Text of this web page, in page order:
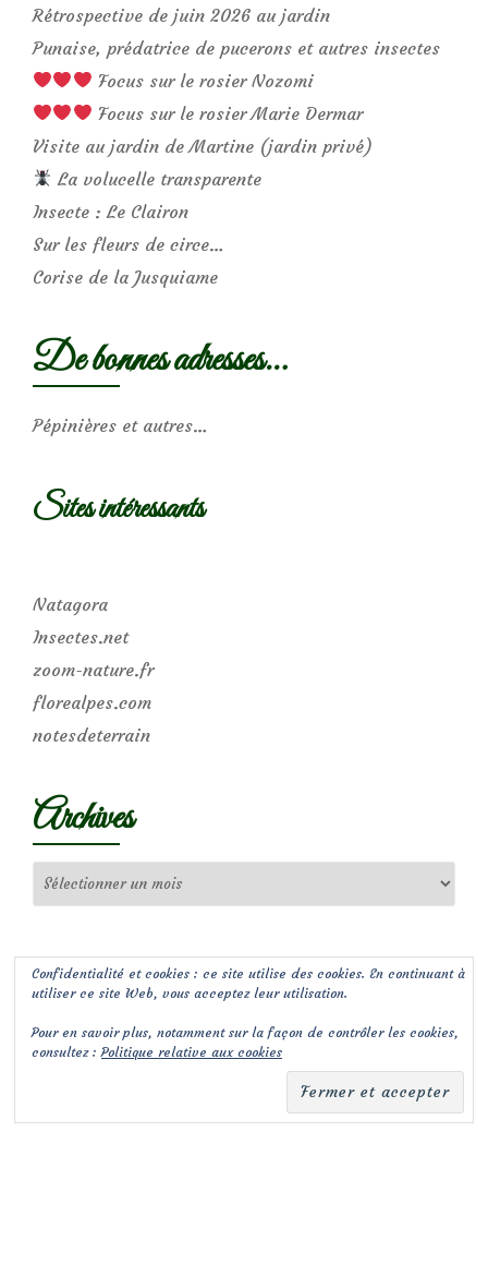
Rétrospective de juin 2026 au jardin
Punaise, prédatrice de pucerons et autres insectes
Focus sur le rosier Nozomi
Focus sur le rosier Marie Dermar
Visite au jardin de Martine (jardin privé)
La volucelle transparente
Insecte : Le Clairon
Sur les fleurs de circe…
Corise de la Jusquiame
De bonnes adresses…
Pépinières et autres…
Sites intéressants
Natagora
Insectes.net
zoom-nature.fr
florealpes.com
notesdeterrain
Archives
Confidentialité et cookies : ce site utilise des cookies. En continuant à
utiliser ce site Web, vous acceptez leur utilisation.
Pour en savoir plus, notamment sur la façon de contrôler les cookies,
consultez :Politique relative aux cookies